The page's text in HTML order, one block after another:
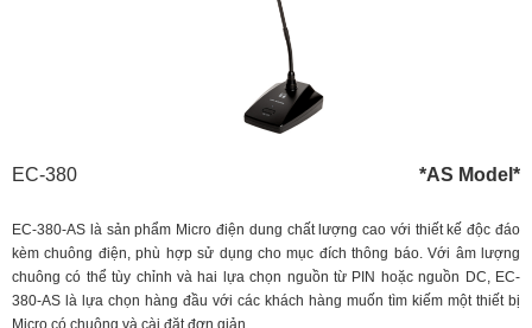
EC-380 *AS Model*
EC-380-AS là sản phẩm Micro điện dung chất lượng cao với thiết kế độc đáo
kèm chuông điện, phù hợp sử dụng cho mục đích thông báo. Với âm lượng
chuông có thể tùy chỉnh và hai lựa chọn nguồn từ PIN hoặc nguồn DC, EC-
380-AS là lựa chọn hàng đầu với các khách hàng muốn tìm kiếm một thiết bị
Micro có chuông và cài đặt đơn giản.